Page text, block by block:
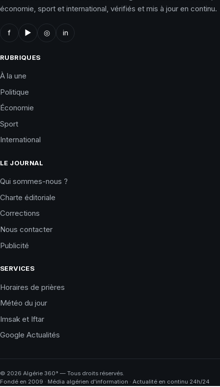
économie, sport et international, vérifiés et mis à jour en continu.
f ▶ ◎ in
RUBRIQUES
À la une
Politique
Économie
Sport
International
LE JOURNAL
Qui sommes-nous ?
Charte éditoriale
Corrections
Nous contacter
Publicité
SERVICES
Horaires de prières
Météo du jour
Imsak et Iftar
Google Actualités
© 2026 Algérie 360° — Tous droits réservés.
Fondé en 2009 · Média algérien d'information · Actualité en continu 24h/24